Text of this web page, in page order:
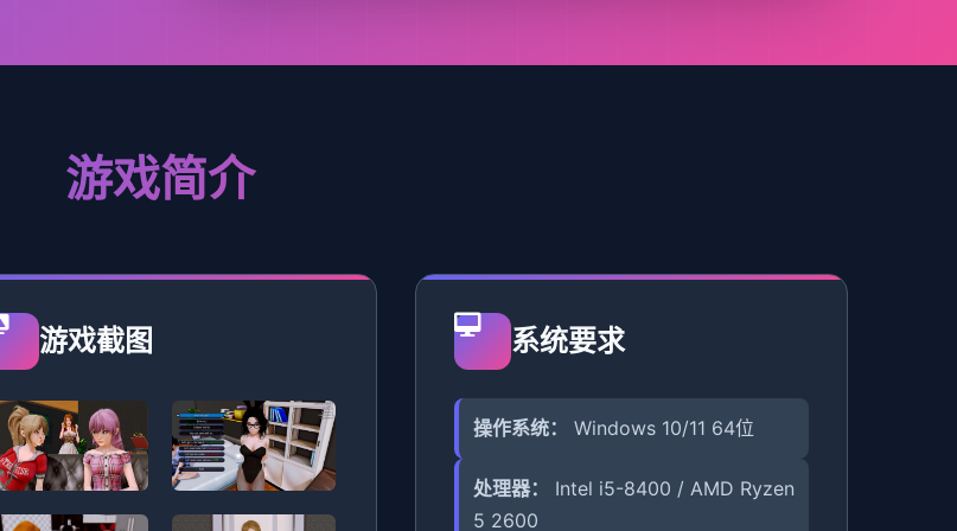
游戏简介
游戏截图 系统要求
操作系统： Windows 10/11 64位
处理器：
Intel i5-8400 / AMD Ryzen
5 2600